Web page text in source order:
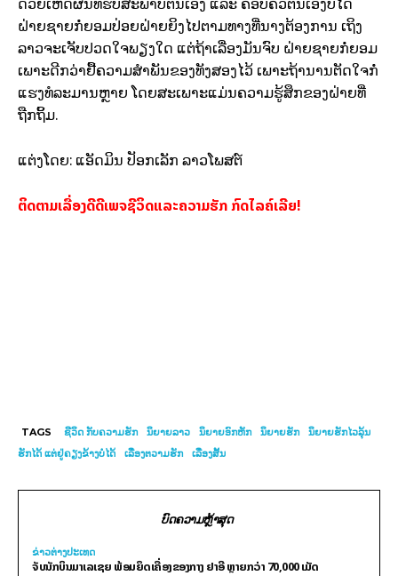
ດ້ວຍເຫດຜົນທີ່ຮັບສະພາບຕົນເອງ ແລະ ຄອບຄົວຕົນເອງບໍ່ໄດ້
ຝ່າຍຊາຍກໍ່ຍອມປ່ອຍຝ່າຍຍິງໄປຕາມທາງທີ່ນາງຕ້ອງການ ເຖິງ
ລາວຈະເຈັບປວດໃຈພຽງໃດ ແຕ່ຖ້າເລື່ອງມັນຈົບ ຝ່າຍຊາຍກໍ່ຍອມ
ເພາະດີກວ່າຢື້ຄວາມສຳພັນຂອງທັງສອງໄວ້ ເພາະຖ້ານານຕັດໃຈກໍ່
ແຮງທໍລະມານຫຼາຍ ໂດຍສະເພາະແມ່ນຄວາມຮູ້ສຶກຂອງຝ່າຍທີ່
ຖືກຖິ້ມ.
ແຕ່ງໂດຍ: ແອັດມິນ ປັອກເລັກ ລາວໂພສຕ໌
ຕິດຕາມເລື່ອງດີດີເພຈຊີວິດແລະຄວາມຮັກ ກົດໄລຄ໌ເລີຍ!
TAGS ຊີວິດ ກັບຄວາມຮັກ ນິຍາຍລາວ ນິຍາຍອົກຫັກ ນິຍາຍຮັກ
ນິຍາຍຮັກໄວລຸ້ນ
ຮັກໄດ້ ແຕ່ຢູ່ຄຽງຂ້າງບໍ່ໄດ້
ເລື່ອງຕວາມຮັກ ເລື່ອງສັ້ນ
ບົດຄວາມຫຼ້າສຸດ
ຂ່າວຕ່າງປະເທດ
ຈັບນັກບິນມາເລເຊຍ ພ້ອມຍຶດເຄື່ອງຂອງກາງ ຢາອີ ຫຼາຍກວ່າ 70,000 ເມັດ